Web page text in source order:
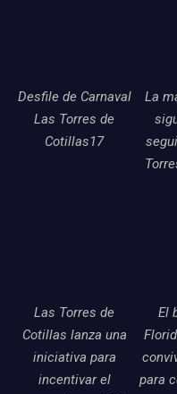
Desfile de Carnaval
Las Torres de
Cotillas17
La
Las Torres de
Cotillas lanza una
iniciativa para
incentivar el
El
para